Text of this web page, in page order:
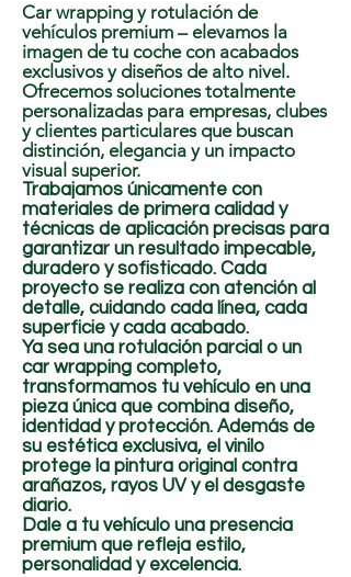
Car wrapping y rotulación de
vehículos premium – elevamos la
imagen de tu coche con acabados
exclusivos y diseños de alto nivel.
Ofrecemos soluciones totalmente
personalizadas para empresas, clubes
y clientes particulares que buscan
distinción, elegancia y un impacto
visual superior.
Trabajamos únicamente con
materiales de primera calidad y
técnicas de aplicación precisas para
garantizar un resultado impecable,
duradero y sofisticado. Cada
proyecto se realiza con atención al
detalle, cuidando cada línea, cada
superficie y cada acabado.
Ya sea una rotulación parcial o un
car wrapping completo,
transformamos tu vehículo en una
pieza única que combina diseño,
identidad y protección. Además de
su estética exclusiva, el vinilo
protege la pintura original contra
arañazos, rayos UV y el desgaste
diario.
Dale a tu vehículo una presencia
premium que refleja estilo,
personalidad y excelencia.